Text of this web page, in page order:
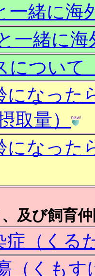
一緒に海
一緒に
につい
になっ
取量）
になっ
及び飼育
症（くる
（くもす